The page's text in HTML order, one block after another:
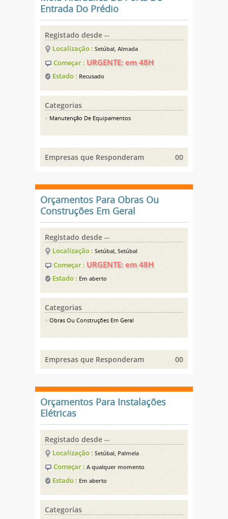
Entrada Do Prédio
Registado desde --
Localização : Setúbal, Almada
Começar : URGENTE: em 48H
Estado : Recusado
Categorias
Manutenção De Equipamentos
Empresas que Responderam 00
Orçamentos Para Obras Ou
Construções Em Geral
Registado desde --
Localização : Setúbal, Setúbal
Começar : URGENTE: em 48H
Estado : Em aberto
Categorias
Obras Ou Construções Em Geral
Empresas que Responderam 00
Orçamentos Para Instalações
Elétricas
Registado desde --
Localização : Setúbal, Palmela
Começar : A qualquer momento
Estado : Em aberto
Categorias